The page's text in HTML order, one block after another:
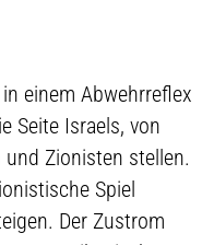
einem Abwehrreflex
Seite Israels, von
und Zionisten stellen.
Spiel
Der Zustrom